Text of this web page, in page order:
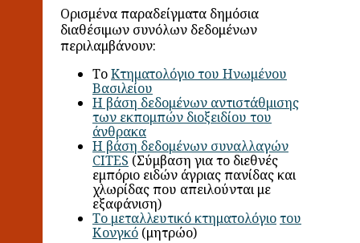
Ορισμένα παραδείγματα δημόσια
διαθέσιμων συνόλων δεδομένων
περιλαμβάνουν:
ΤοΚτηματολόγιο του Ηνωμένου
Βασιλείου
Η βάση δεδομένων αντιστάθμισης
των εκπομπών διοξειδίου του
άνθρακα
Η βάση δεδομένων συναλλαγών
CITES (Σύμβαση για το διεθνές
εμπόριο ειδών άγριας πανίδας και
χλωρίδας που απειλούνται με
εξαφάνιση)
Το μεταλλευτικό κτηματολόγιοτου
Κονγκό (μητρώο)